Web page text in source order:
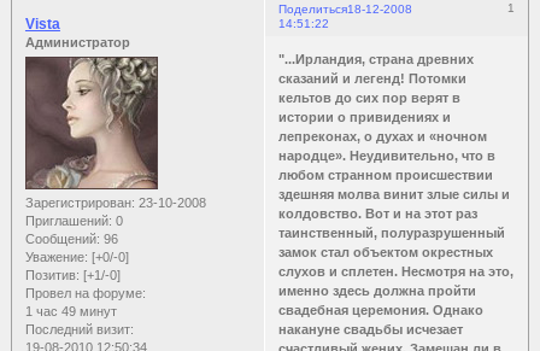
Поделиться 1
18-12-2008
14:51:22
Vista
Администратор
Зарегистрирован: 23-10-2008
Приглашений: 0
Сообщений: 96
Уважение: [+0/-0]
Позитив: [+1/-0]
Провел на форуме:
1 час 49 минут
Последний визит:
19-08-2010 12:50:34
"...Ирландия, страна древних
сказаний и легенд! Потомки
кельтов до сих пор верят в
истории о привидениях и
лепреконах, о духах и «ночном
народце». Неудивительно, что в
любом странном происшествии
здешняя молва винит злые силы и
колдовство. Вот и на этот раз
таинственный, полуразрушенный
замок стал объектом окрестных
слухов и сплетен. Несмотря на это,
именно здесь должна пройти
свадебная церемония. Однако
накануне свадьбы исчезает
счастливый жених. Замешан ли в